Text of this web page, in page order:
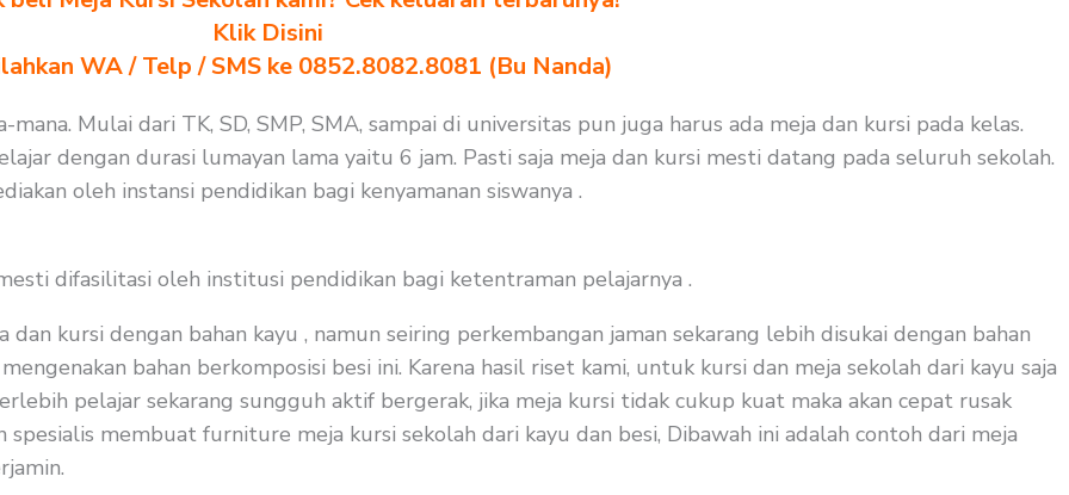
Klik Disini
WA / Telp / SMS ke 0852.8082.8081 (Bu Nanda)
Mulai dari TK, SD, SMP, SMA, sampai di universitas pun juga harus ada meja dan kursi pada kelas.
dengan durasi lumayan lama yaitu 6 jam. Pasti saja meja dan kursi mesti datang pada seluruh sekolah.
oleh instansi pendidikan bagi kenyamanan siswanya .
difasilitasi oleh institusi pendidikan bagi ketentraman pelajarnya .
kursi dengan bahan kayu , namun seiring perkembangan jaman sekarang lebih disukai dengan bahan
bahan berkomposisi besi ini. Karena hasil riset kami, untuk kursi dan meja sekolah dari kayu saja
pelajar sekarang sungguh aktif bergerak, jika meja kursi tidak cukup kuat maka akan cepat rusak
membuat furniture meja kursi sekolah dari kayu dan besi, Dibawah ini adalah contoh dari meja